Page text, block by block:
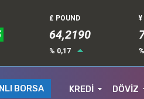
£ POUND
64,2190
% 0,17
¥
BORSA KREDİ DÖVİZ